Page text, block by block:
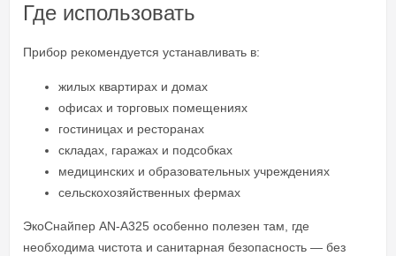
Где использовать
Прибор рекомендуется устанавливать в:
жилых квартирах и домах
офисах и торговых помещениях
гостиницах и ресторанах
складах, гаражах и подсобках
медицинских и образовательных учреждениях
сельскохозяйственных фермах
ЭкоСнайпер AN-A325 особенно полезен там, где
необходима чистота и санитарная безопасность — без